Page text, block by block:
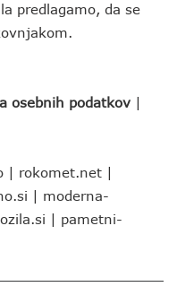
predlagamo, da se
osebnih podatkov |
| rokomet.net |
| moderna-
| pametni-